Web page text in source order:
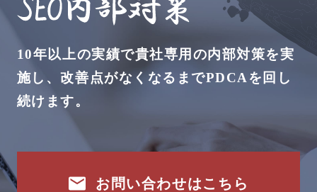
10年以上の実績で貴社専用の内部対策を実
施し、改善点がなくなるまでPDCAを回し
続けます。
お問い合わせはこちら